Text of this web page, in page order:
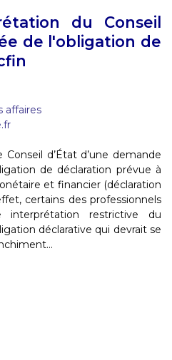
du Conseil
de l'obligation de
affaires
d’État d’une demande
de déclaration prévue à
et financier (déclaration
certains des professionnels
interprétation restrictive du
déclarative qui devrait se